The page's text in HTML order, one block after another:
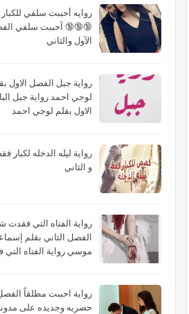
روايه أحببت سلفي
🔞🔞🔞 آحببت سلفي
الآول والثاني
رواية جبل الفصل الاول
لوجي احمد رواية جبل
الاول بقلم لوجي احمد
رواية ليله الدخله لكبار
و الثاني
رواية الفتاه التي فقدت
الفصل الثاني بقلم
موسي رواية الفتاه
فقدت شرفها الجزء
إسماعيل موسي
رواية احببت مطلقاً
حصريه وجديده على